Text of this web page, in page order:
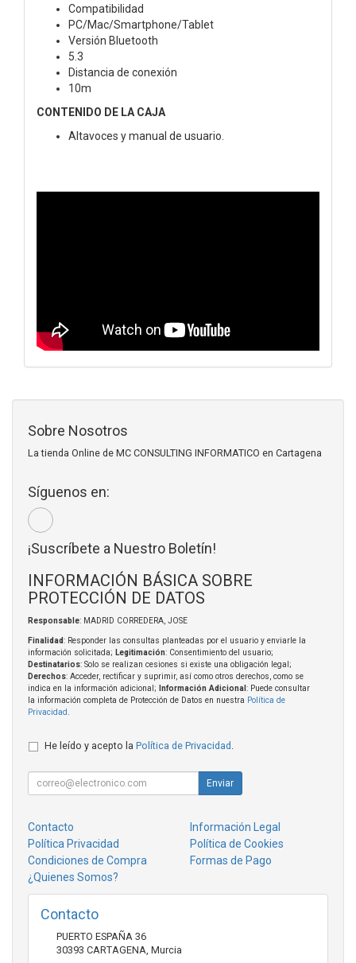
Compatibilidad
PC/Mac/Smartphone/Tablet
Versión Bluetooth
5.3
Distancia de conexión
10m
CONTENIDO DE LA CAJA
Altavoces y manual de usuario.
Sobre Nosotros
La tienda Online de MC CONSULTING INFORMATICO en Cartagena
Síguenos en:
¡Suscríbete a Nuestro Boletín!
INFORMACIÓN BÁSICA SOBRE
PROTECCIÓN DE DATOS
Responsable: MADRID CORREDERA, JOSE
Finalidad: Responder las consultas planteadas por el usuario y enviarle la
información solicitada; Legitimación: Consentimiento del usuario;
Destinatarios: Solo se realizan cesiones si existe una obligación legal;
Derechos: Acceder, rectificar y suprimir, así como otros derechos, como se
indica en la información adicional;
Información Adicional : Puede consultar
la información completa de Protección de Datos en nuestra Política de
Privacidad
He leído y acepto la Política de Privacidad
Enviar
Contacto
Información Legal
Política Privacidad
Política de Cookies
Condiciones de Compra
Formas de Pago
¿Quienes Somos?
Contacto
PUERTO ESPAÑA 36
30393 CARTAGENA Murcia